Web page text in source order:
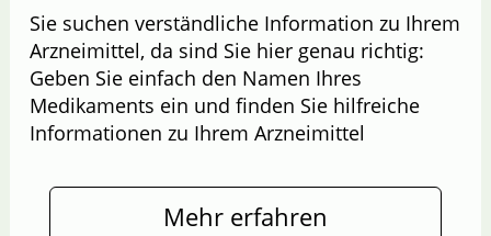
Sie suchen verständliche Information zu Ihrem
Arzneimittel, da sind Sie hier genau richtig:
Geben Sie einfach den Namen Ihres
Medikaments ein und finden Sie hilfreiche
Informationen zu Ihrem Arzneimittel
Mehr erfahren